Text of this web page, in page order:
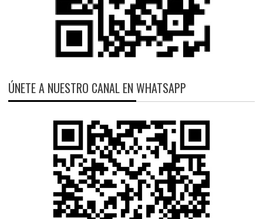
ÚNETE A NUESTRO CANAL EN WHATSAPP